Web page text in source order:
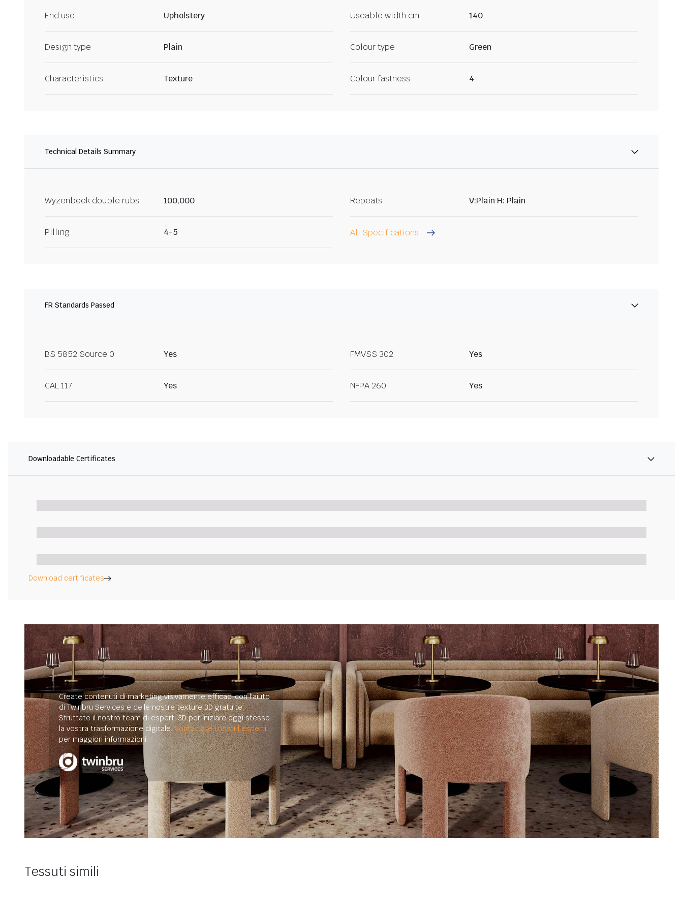
End use Upholstery Useable width cm 140
Design type Plain Colour type Green
Characteristics Texture Colour fastness 4
Technical Details Summary
Wyzenbeek double rubs 100,000 Repeats V:Plain H: Plain
Pilling 4-5 All Specifications
FR Standards Passed
BS 5852 Source 0 Yes FMVSS 302 Yes
CAL 117 Yes NFPA 260 Yes
Downloadable Certificates
Download certificates
Create contenuti di marketing visivamente efficaci con l'aiuto
di Twinbru Services e delle nostre texture 3D gratuite.
Sfruttate il nostro team di esperti 3D per iniziare oggi stesso
la vostra trasformazione digitale.Contattate i nostril esperti
per maggiori informazioni.
Tessuti simili